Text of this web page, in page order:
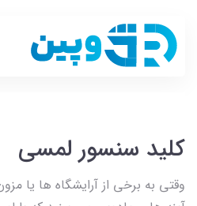
کلید سنسور لمسی
وقتی به برخی از آرایشگاه ها یا